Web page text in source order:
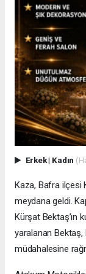
Erkek| Kadın
Kaza, Bafra ilçesi
meydana geldi.
Kürşat Bektaş’ın
yaralanan Bektaş,
müdahalesine